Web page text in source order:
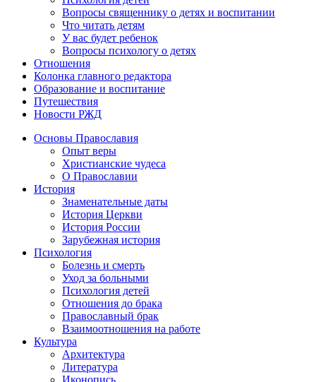
Вопросы священнику о детях и воспитании
Что читать детям
У вас будет ребенок
Вопросы психологу о детях
Отношения
Колонка главного редактора
Образование и воспитание
Путешествия
Новости РЖД
Основы Православия
Опыт веры
Христианские чудеса
О Православии
История
Знаменательные даты
История Церкви
История России
Зарубежная история
Психология
Болезнь и смерть
Уход за больными
Психология детей
Отношения до брака
Православный брак
Взаимоотношения на работе
Культура
Архитектура
Литература